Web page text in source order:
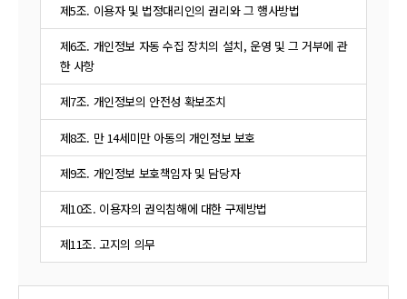
제5조. 이용자 및 법정대리인의 권리와 그 행사방법
제6조. 개인정보 자동 수집 장치의 설치, 운영 및 그 거부에 관
한 사항
제7조. 개인정보의 안전성 확보조치
제8조. 만 14세미만 아동의 개인정보 보호
제9조. 개인정보 보호책임자 및 담당자
제10조. 이용자의 권익침해에 대한 구제방법
제11조. 고지의 의무